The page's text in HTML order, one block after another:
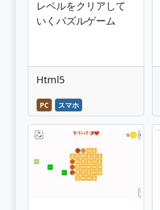
レベルをクリアして
いくパズルゲーム
Html5
PC スマホ